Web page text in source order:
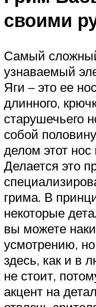
своими
Самый
узнаваемый
Яги – это ее
длинного,
старушечьего
собой
делом этот
Делается это
грима. В
некоторые
вы можете
усмотрению,
здесь, как и в
не стоит,
акцент на